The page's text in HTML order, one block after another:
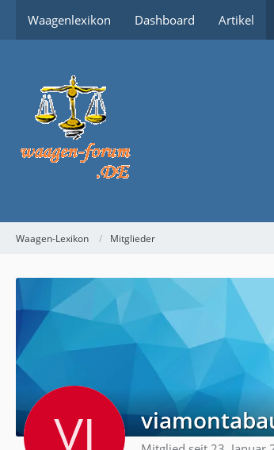
Waagenlexikon Dashboard Artikel
Waagen-Lexikon Mitglieder